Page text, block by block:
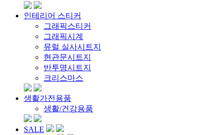
인테리어 스티커
그래픽스티커
그래픽시계
뮤럴 실사시트지
현관문시트지
반투명시트지
크리스마스
생활가전용품
생활/건강용품
SALE